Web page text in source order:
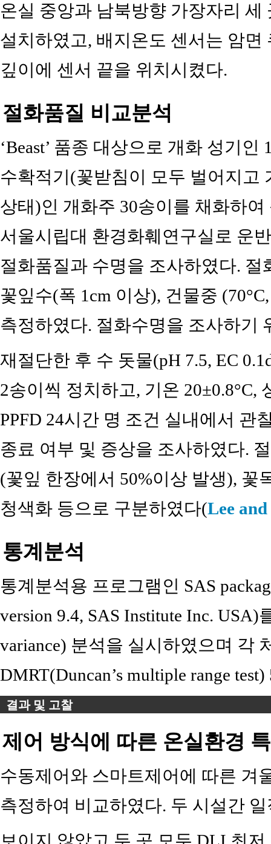
온실 중앙과 남북방향 가장자리 세
설치하였고, 배지온도 센서는 암면
깊이에 센서 끝을 위치시켰다.
절화품질 비교분석
‘Beast’ 품종 대상으로 개화 성기
수확적기(꽃받침이 모두 벌어지고
상태)인 개화주 30송이를 채화하
서울시립대 환경화훼연구실로 운
절화품질과 수명을 조사하였다.
꽃잎수(폭 1cm 이상), 건물중
측정하였다. 절화수명을 조사하기
재절단한 후 수 돗물(pH 7.5, EC
2송이씩 정치하고, 기온 20±0.8°C,
PPFD 24시간 명 조건 실내에서 관
종료 여부 및 증상을 조사하였다.
(꽃잎 한장에서 50%이상 발생), 꽃
청색화 등으로 구분하였다(Lee
통계분석
통계분석용 프로그램인 SAS
version 9.4, SAS Institute Inc.
variance) 분석을 실시하였으며 각
DMRT(Duncan’s multiple range
결과 및 고찰
제어 방식에 따른 온실환경
수동제어와 스마트제어에 따른 겨
측정하여 비교하였다. 두 시설간